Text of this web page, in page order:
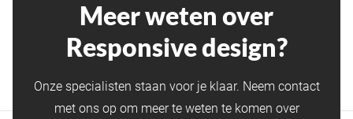
Meer weten over
Responsive design?
Onze specialisten staan voor je klaar. Neem contact
met ons op om meer te weten te komen over